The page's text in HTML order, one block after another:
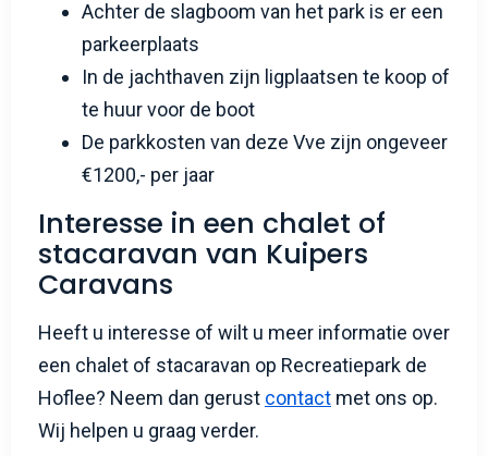
Achter de slagboom van het park is er een
parkeerplaats
In de jachthaven zijn ligplaatsen te koop of
te huur voor de boot
De parkkosten van deze Vve zijn ongeveer
€1200,- per jaar
Interesse in een chalet of
stacaravan van Kuipers
Caravans
Heeft u interesse of wilt u meer informatie over
een chalet of stacaravan op Recreatiepark de
Hoflee? Neem dan gerust contact met ons op.
Wij helpen u graag verder.